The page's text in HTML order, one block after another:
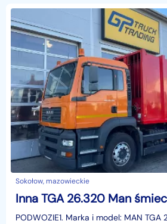
Sokołow, mazowieckie
PODWOZIE1. Marka i model: MAN TGA